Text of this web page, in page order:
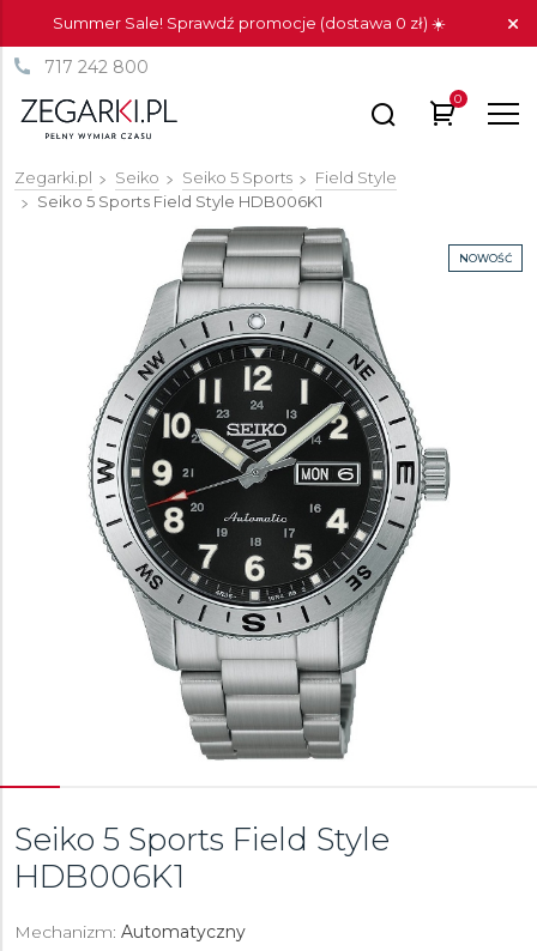
Summer Sale! Sprawdź promocje (dostawa 0 zł) ☀️
717 242 800
0
Zegarki.pl Seiko Seiko 5 Sports
Field Style
Seiko 5 Sports Field Style HDB006K1
NOWOŚĆ
Seiko 5 Sports Field Style
HDB006K1
Mechanizm: Automatyczny